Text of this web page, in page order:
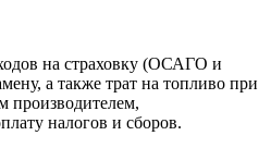
на страховку (ОСАГО и
а также трат на топливо при
производителем,
налогов и сборов.